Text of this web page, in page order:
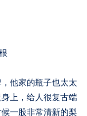
他家的瓶子也太太
上，给人很复古端
一股非常清新的梨